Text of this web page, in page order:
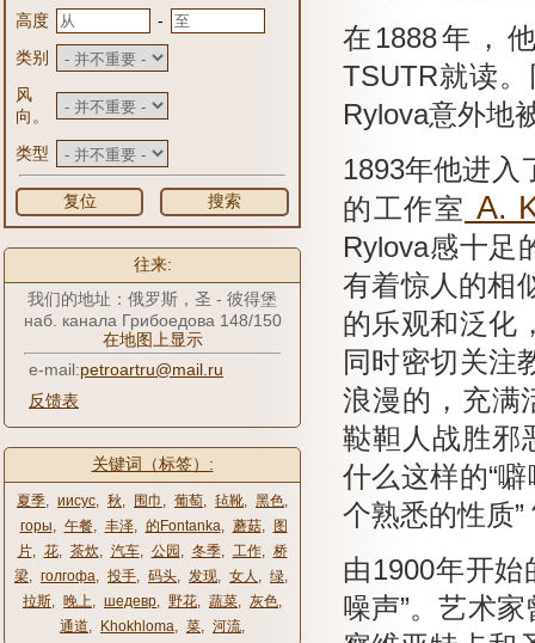
高度
-
类别
风
向。
类型
复位 搜索
往来:
我们的地址：俄罗斯，圣 - 彼得堡
наб. канала Грибоедова 148/150
在地图上显示
e-mail:petroartru@mail.ru
反馈表
关键词（标签）:
夏季, иисус, 秋, 围巾 , 葡萄, 毡靴, 黑色,
горы, 午餐, 丰泽, 的Fontanka, 蘑菇,
图
片, 花, 茶炊, 汽车, 公园 , 冬季, 工作, 桥
梁, голгофа, 投手, 码头, 发现, 女人 , 绿,
拉斯, 晚上, шедевр, 野花, 蔬菜, 灰色,
通道, Khokhloma, 菜, 河流,
在1888年，
TSUTR就读。
Rylova意外地
1893年他进入
的工作室 A.
Rylova感十足
有着惊人的相
的乐观和泛化
同时密切关注
浪漫的，充满
鞑靼人战胜邪
什么这样的“
个熟悉的性质”
由1900年开始
噪声”。艺术家